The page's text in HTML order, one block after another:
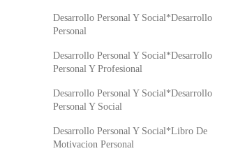
Desarrollo Personal Y Social*Desarrollo
Personal
Desarrollo Personal Y Social*Desarrollo
Personal Y Profesional
Desarrollo Personal Y Social*Desarrollo
Personal Y Social
Desarrollo Personal Y Social*Libro De
Motivacion Personal